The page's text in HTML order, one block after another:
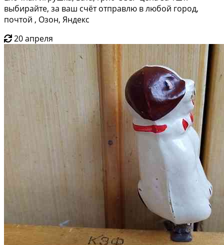
выбирайте, за ваш счёт отправлю в любой город,
почтой , Озон, Яндекс
20 апреля